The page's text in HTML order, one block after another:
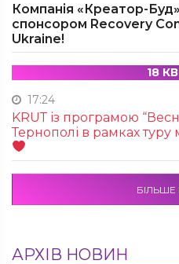
Компанія «Креатор-
спонсором Recovery
Ukraine!
18
17:24
KRUТ із програмою
Тернополі в рамках туру
АРХІВ НОВИН